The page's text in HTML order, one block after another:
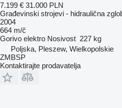
7.199 € 31.000 PLN
Građevinski strojevi - hidraulična
2004
664 m/č
Gorivo elektro Nosivost 227 kg
Poljska, Pleszew, Wielkopolskie
ZMBSP
Kontaktirajte prodavatelja